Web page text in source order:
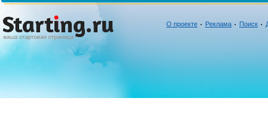
О проекте Реклама Поиск